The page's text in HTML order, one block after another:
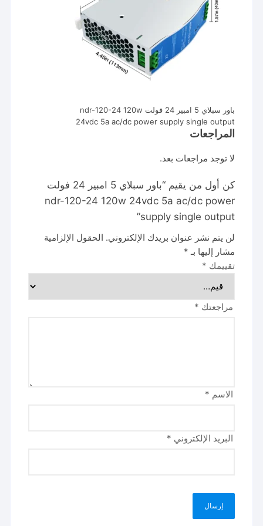
باور سبلاي 5 امبير 24 فولت ndr-120-24 120w
24vdc 5a ac/dc power supply single output
المراجعات
لا توجد مراجعات بعد.
كن أول من يقيم “باور سبلاي 5 امبير 24 فولت
ndr-120-24 120w 24vdc 5a ac/dc power
supply single output”
لن يتم نشر عنوان بريدك الإلكتروني. الحقول الإلزامية
مشار إليها بـ *
تقييمك *
مراجعتك *
الاسم *
البريد الإلكتروني *